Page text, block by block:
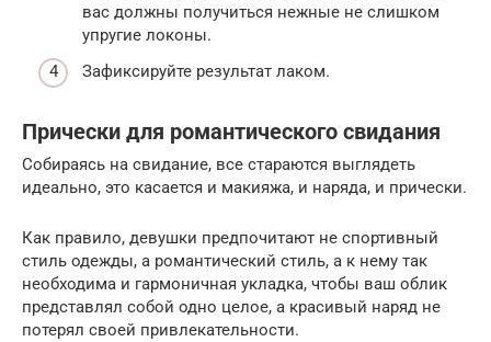
вас должны получиться нежные не слишком
упругие локоны.
Зафиксируйте результат лаком.
Прически для романтического свидания
Собираясь на свидание, все стараются выглядеть
идеально, это касается и макияжа, и наряда, и прически.
Как правило, девушки предпочитают не спортивный
стиль одежды, а романтический стиль, а к нему так
необходима и гармоничная укладка, чтобы ваш облик
представлял собой одно целое, а красивый наряд не
потерял своей привлекательности.